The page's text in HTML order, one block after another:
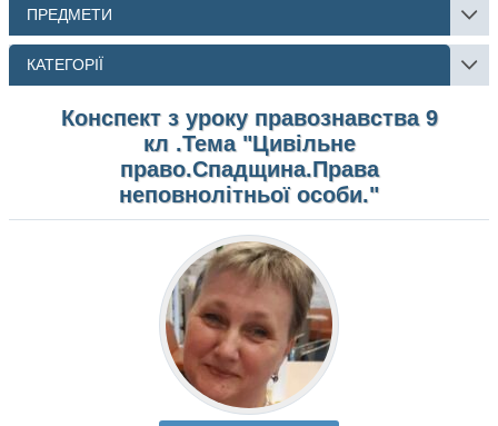
ПОШУК
ПРЕДМЕТИ
КАТЕГОРІЇ
Конспект з уроку правознавства 9
кл .Тема "Цивільне
право.Спадщина.Права
неповнолітньої особи."